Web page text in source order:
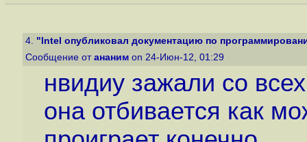
4. "Intel опубликовал документацию по
Сообщение от ананим on 24-Июн-12, 01:29
нвидиу зажали со
она отбивается как